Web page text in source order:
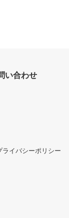
い合わせ
ライバシーポリシー